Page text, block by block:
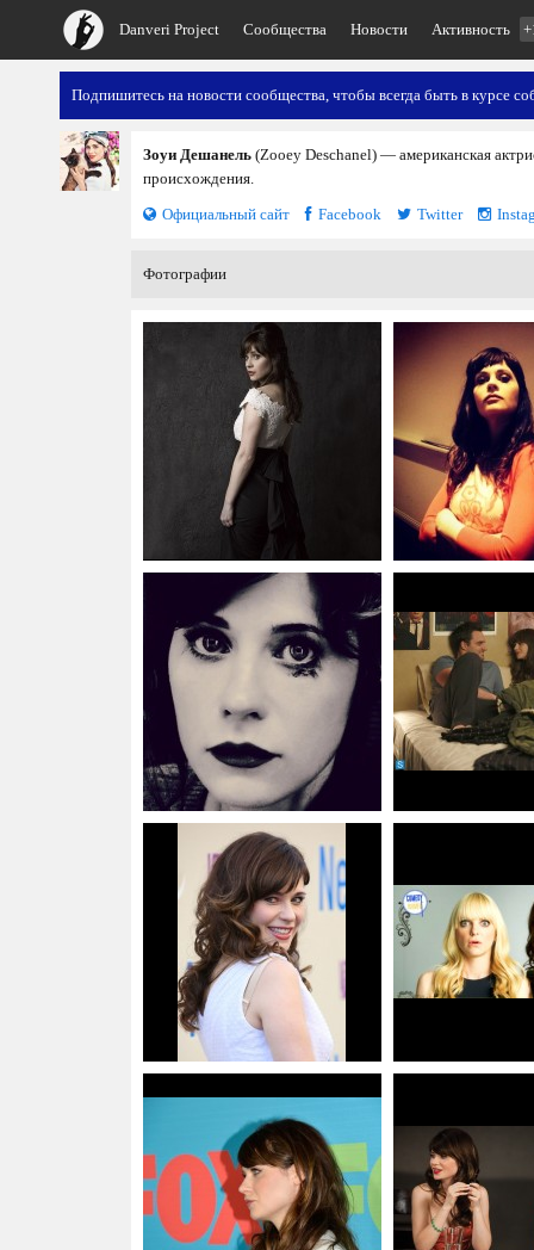
Danveri Project Сообщества Новости Активность
Подпишитесь на новости сообщества, чтобы всегда быть в курсе
Зоуи Дешанель (Zooey Deschanel) — американская
происхождения.
Официальный сайт
Facebook Twitter
Фотографии